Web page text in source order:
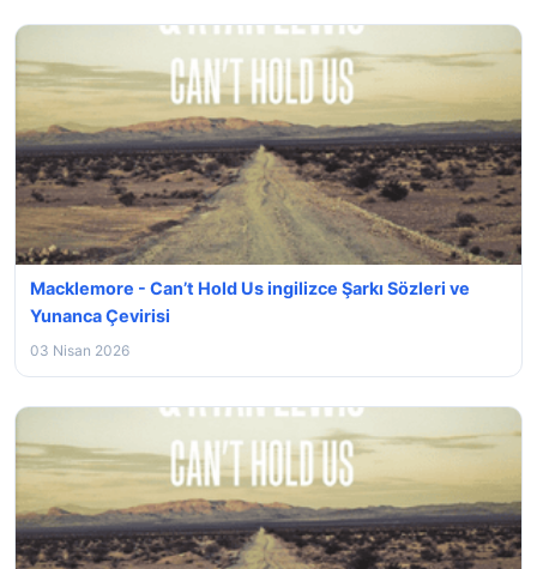
Macklemore - Can’t Hold Us ingilizce Şarkı Sözleri ve
Yunanca Çevirisi
03 Nisan 2026